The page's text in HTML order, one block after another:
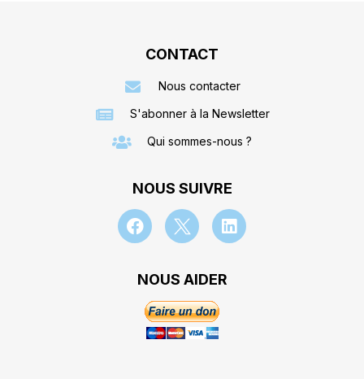
CONTACT
Nous contacter
S'abonner à la Newsletter
Qui sommes-nous ?
NOUS SUIVRE
NOUS AIDER